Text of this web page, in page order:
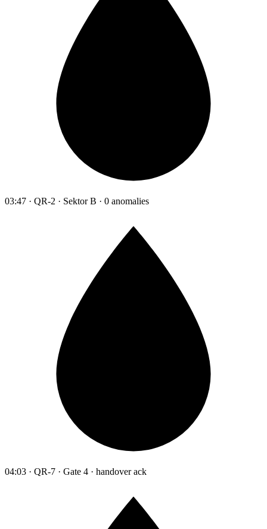
03:47 · QR-2 · Sektor B · 0 anomalies
04:03 · QR-7 · Gate 4 · handover ack